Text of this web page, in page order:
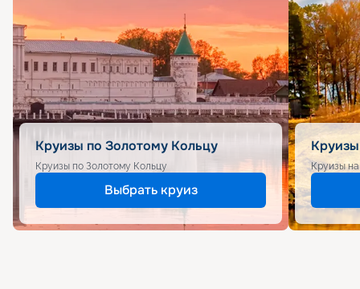
Круизы по Золотому Кольцу
Круизы по Золотому Кольцу
Выбрать круиз
Круизы